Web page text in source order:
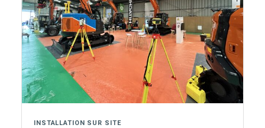
INSTALLATION SUR SITE